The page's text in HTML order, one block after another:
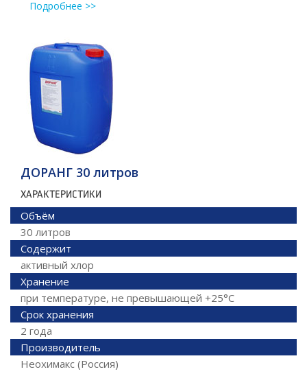
Подробнее >>
ДОРАНГ 30 литров
ХАРАКТЕРИСТИКИ
Объём
30 литров
Содержит
активный хлор
Хранение
при температуре, не превышающей +25°C
Срок хранения
2 года
Производитель
Неохимакс (Россия)